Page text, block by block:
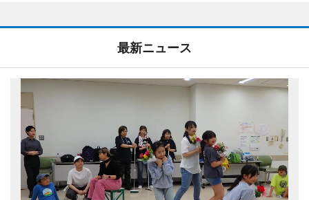
最新ニュース